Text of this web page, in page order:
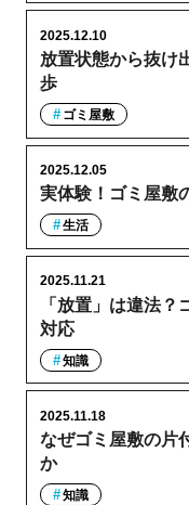
放置状態から抜け
歩
2025.12.10
ゴミ屋敷
実体験！ゴミ屋敷
2025.12.05
生活
「放置」は違法
対応
2025.11.21
知識
なぜゴミ屋敷の片
か
2025.11.18
知識